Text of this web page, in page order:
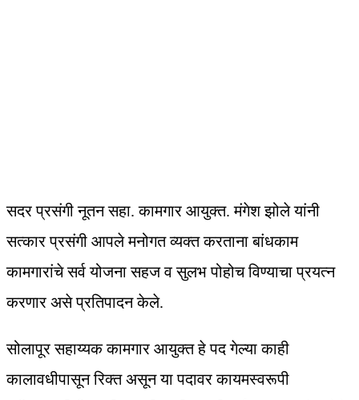
सदर प्रसंगी नूतन सहा. कामगार आयुक्त. मंगेश झोले यांनी
सत्कार प्रसंगी आपले मनोगत व्यक्त करताना बांधकाम
कामगारांचे सर्व योजना सहज व सुलभ पोहोच विण्याचा प्रयत्न
करणार असे प्रतिपादन केले.
सोलापूर सहाय्यक कामगार आयुक्त हे पद गेल्या काही
कालावधीपासून रिक्त असून या पदावर कायमस्वरूपी